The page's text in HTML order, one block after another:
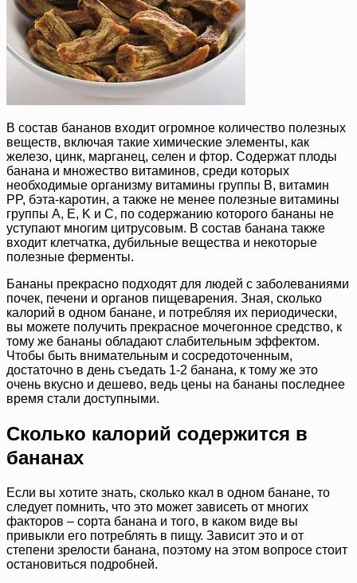
В состав бананов входит огромное количество полезных
веществ, включая такие химические элементы, как
железо, цинк, марганец, селен и фтор. Содержат плоды
банана и множество витаминов, среди которых
необходимые организму витамины группы B, витамин
PP, бэта-каротин, а также не менее полезные витамины
группы A, E, K и C, по содержанию которого бананы не
уступают многим цитрусовым. В состав банана также
входит клетчатка, дубильные вещества и некоторые
полезные ферменты.
Бананы прекрасно подходят для людей с заболеваниями
почек, печени и органов пищеварения. Зная, сколько
калорий в одном банане, и потребляя их периодически,
вы можете получить прекрасное мочегонное средство, к
тому же бананы обладают слабительным эффектом.
Чтобы быть внимательным и сосредоточенным,
достаточно в день съедать 1-2 банана, к тому же это
очень вкусно и дешево, ведь цены на бананы последнее
время стали доступными.
Сколько калорий содержится в
бананах
Если вы хотите знать, сколько ккал в одном банане, то
следует помнить, что это может зависеть от многих
факторов – сорта банана и того, в каком виде вы
привыкли его потреблять в пищу. Зависит это и от
степени зрелости банана, поэтому на этом вопросе стоит
остановиться подробней.